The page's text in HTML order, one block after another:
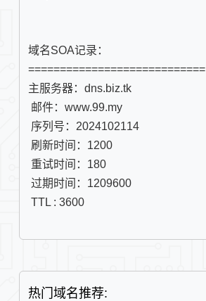
域名SOA记录：
============================
主服务器：dns.biz.tk
热门域名推荐: